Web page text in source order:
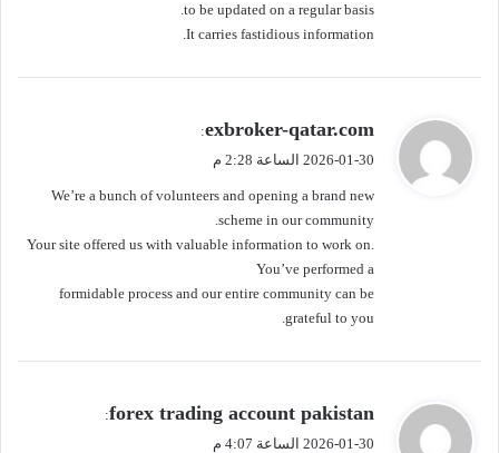
to be updated on a regular basis.
It carries fastidious information.
ي
ل
exbroker-qatar.com
:
2026-01-30 الساعة 2:28 م
We’re a bunch of volunteers and opening a brand new
scheme in our community.
Your site offered us with valuable information to work on.
You’ve performed a
formidable process and our entire community can be
grateful to you.
ي
forex trading account pakistan
:
2026-01-30 الساعة 4:07 م